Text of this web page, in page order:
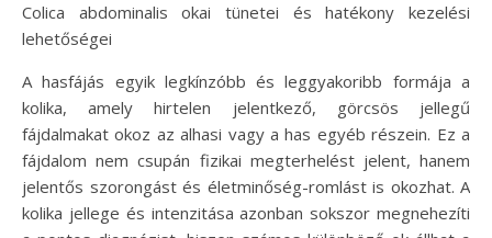
Colica abdominalis okai tünetei és hatékony kezelési
lehetőségei
A hasfájás egyik legkínzóbb és leggyakoribb formája a
kolika, amely hirtelen jelentkező, görcsös jellegű
fájdalmakat okoz az alhasi vagy a has egyéb részein. Ez a
fájdalom nem csupán fizikai megterhelést jelent, hanem
jelentős szorongást és életminőség-romlást is okozhat. A
kolika jellege és intenzitása azonban sokszor megnehezíti